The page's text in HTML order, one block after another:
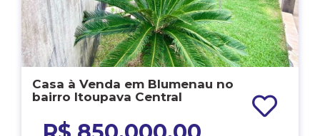
Casa à Venda em Blumenau no
bairro Itoupava Central